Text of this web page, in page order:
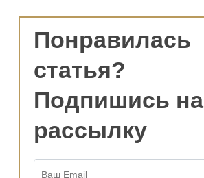
Понравилась
статья?
Подпишись на
рассылку